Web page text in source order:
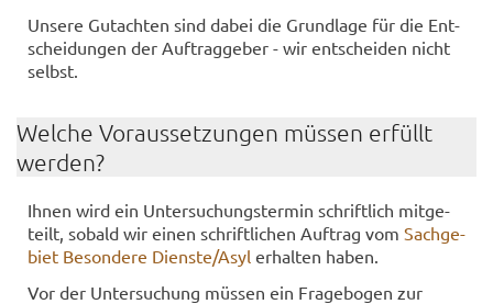
Un­se­re Gut­ach­ten sind dabei die Grund­la­ge für die Ent­
schei­dun­gen der Auf­trag­ge­ber - wir ent­schei­den nicht
selbst.
Wel­che Vor­aus­set­zun­gen müs­sen er­füllt
wer­den?
Ihnen wird ein Un­ter­su­chungs­ter­min schrift­lich mit­ge­
teilt, so­bald wir einen schrift­li­chen Auf­trag vom Sach­ge­
biet Be­son­de­re Diens­te/Asyl er­hal­ten haben.
Vor der Un­ter­su­chung müs­sen ein Fra­ge­bo­gen zur